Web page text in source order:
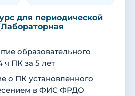
для периодической
образовательного
ч ПК за 5 лет
о ПК установленного
в ФИС ФРДО